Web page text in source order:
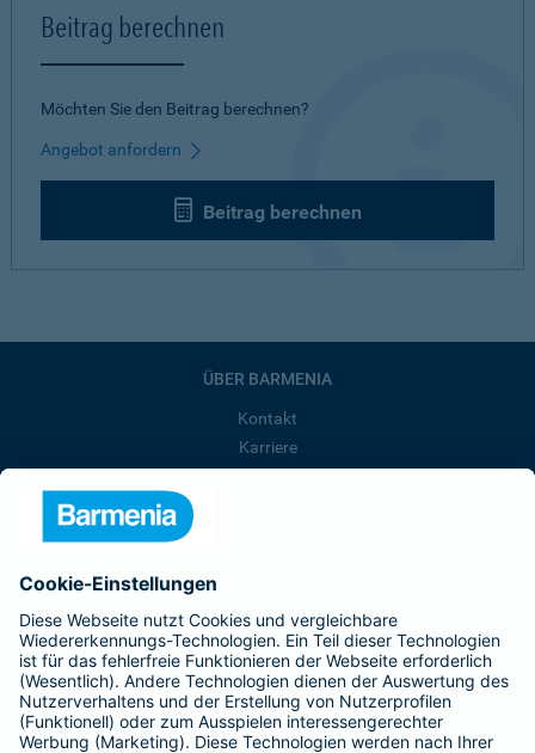
Beitrag berechnen
Möchten Sie den Beitrag berechnen?
Angebot anfordern
Beitrag berechnen
ÜBER BARMENIA
Kontakt
Karriere
Barmenia ist Teil der BarmeniaGothaer
BELIEBTE SEITEN
Kranken-Zusatzversicherung
Tierversicherungen
Haftpflichtversicherung